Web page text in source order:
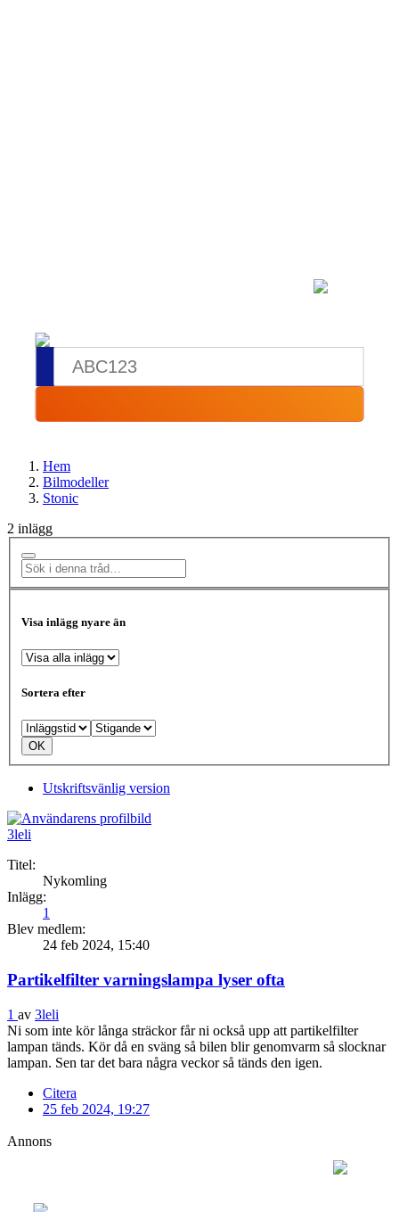
Hem
Bilmodeller
Stonic
2 inlägg
Visa inlägg nyare än
Sortera efter
Utskriftsvänlig version
3leli
Titel:
Nykomling
Inlägg:
1
Blev medlem:
24 feb 2024, 15:40
Partikelfilter varningslampa lyser ofta
1 av 3leli
Ni som inte kör långa sträckor får ni också upp att partikelfilter
lampan tänds. Kör då en sväng så bilen blir genomvarm så slocknar
lampan. Sen tar det bara några veckor så tänds den igen.
Citera
25 feb 2024, 19:27
Annons